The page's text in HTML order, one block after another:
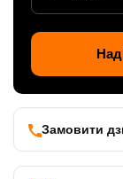
Замовити